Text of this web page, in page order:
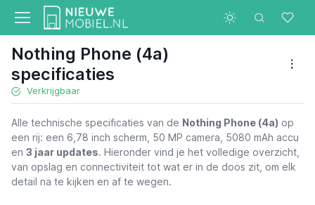
Nothing Phone (4a)
specificaties
Verkrijgbaar
Alle technische specificaties van de Nothing Phone (4a) op
een rij: een 6,78 inch scherm, 50 MP camera, 5080 mAh accu
en 3 jaar updates. Hieronder vind je het volledige overzicht,
van opslag en connectiviteit tot wat er in de doos zit, om elk
detail na te kijken en af te wegen.